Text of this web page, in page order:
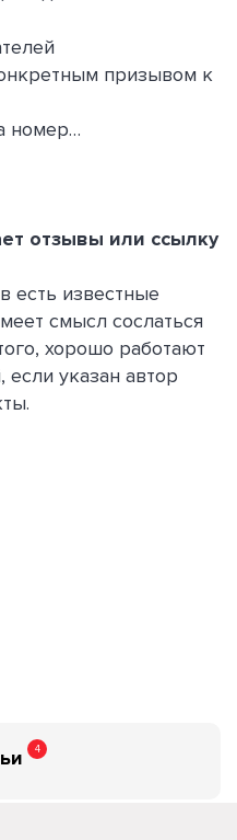
призывом к
номер…
отзывы или ссылку
есть известные
смысл сослаться
хорошо работают
указан автор
4